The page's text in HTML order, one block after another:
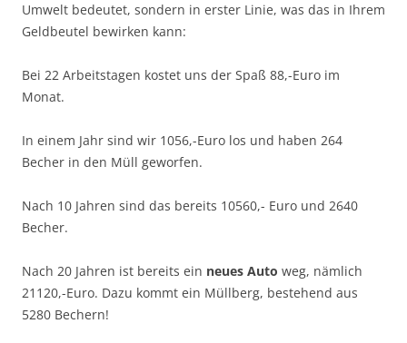
Umwelt bedeutet, sondern in erster Linie, was das in Ihrem
Geldbeutel bewirken kann:
Bei 22 Arbeitstagen kostet uns der Spaß 88,-Euro im
Monat.
In einem Jahr sind wir 1056,-Euro los und haben 264
Becher in den Müll geworfen.
Nach 10 Jahren sind das bereits 10560,- Euro und 2640
Becher.
Nach 20 Jahren ist bereits ein neues Auto weg, nämlich
21120,-Euro. Dazu kommt ein Müllberg, bestehend aus
5280 Bechern!